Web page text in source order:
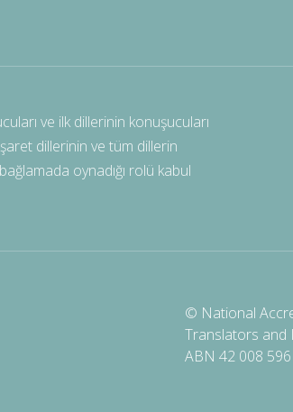
ve ilk dillerinin konuşucuları
dillerinin ve tüm dillerin
oynadığı rolü kabul
© National
Translators and
ABN 42 008